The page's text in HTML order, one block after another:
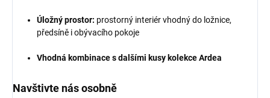
Úložný prostor: prostorný interiér vhodný do ložnice,
předsíně i obývacího pokoje
Vhodná kombinace s dalšími kusy kolekce Ardea
Navštivte nás osobně